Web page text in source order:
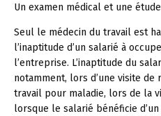
Un examen médical et une
Seul le médecin du travail est
l’inaptitude d’un salarié à
l’entreprise. L’inaptitude du
notamment, lors d’une visite
travail pour maladie, lors de la
lorsque le salarié bénéficie